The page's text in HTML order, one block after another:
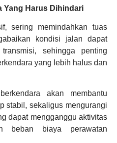
Yang Harus Dihindari
sering memindahkan tuas
kondisi jalan dapat
sehingga penting
yang lebih halus dan
akan membantu
stabil, sekaligus mengurangi
dapat mengganggu aktivitas
beban biaya perawatan